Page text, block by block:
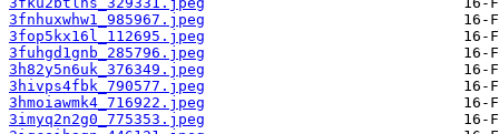
3fnhuxwhw1_985967.jpeg
3fop5kx16l_112695.jpeg
3fuhgd1gnb_285796.jpeg
3h82y5n6uk_376349.jpeg
3hivps4fbk_790577.jpeg
3hmoiawmk4_716922.jpeg
3imyq2n2g0_775353.jpeg